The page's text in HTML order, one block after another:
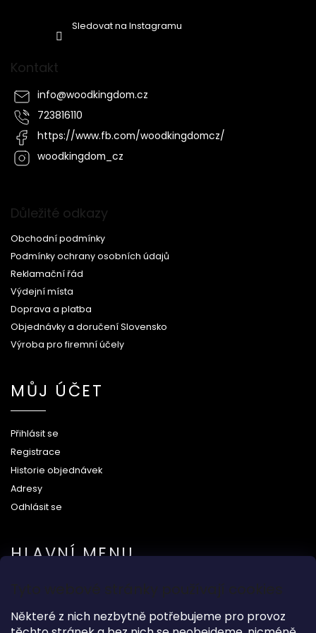
Tyto webové stránky používají cookies
Některé z nich nezbytně potřebujeme pro provoz
Sledovat na Instagramu
Kontakt
info@woodkingdom.cz
723816110
https://www.fb.com/woodkingdomcz/
woodkingdom_cz
Důležité odkazy
Obchodní podmínky
Podmínky ochrany osobních údajů
Reklamační řád
Výdejní místa
Doprava a platba
Objednávky a doručení Slovensko
Výroba pro firemní účely
MŮJ ÚČET
Přihlásit se
Registrace
Historie objednávek
Adresy
Odhlásit se
HLAVNÍ MENU
Na svatbu
Dárkové předměty